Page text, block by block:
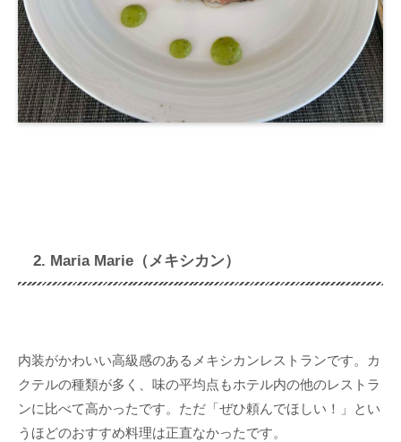
2. Maria Marie（メキシカン）
内装がかわいい高級感のあるメキシカンレストランです。カ
クテルの種類が多く、味の平均点もホテル内の他のレストラ
ンに比べて高かったです。ただ「ぜひ頼んでほしい！」とい
うほどのおすすめ料理は正直なかったです。